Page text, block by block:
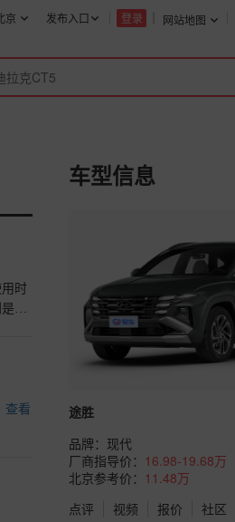
网站地图
登录
发布入口
京
时
其
查看
车型信息
途胜
品牌： 现代
厂商指导价： 16.98-19.68万
北京参考价： 11.48万
点评
视频 报价 社区